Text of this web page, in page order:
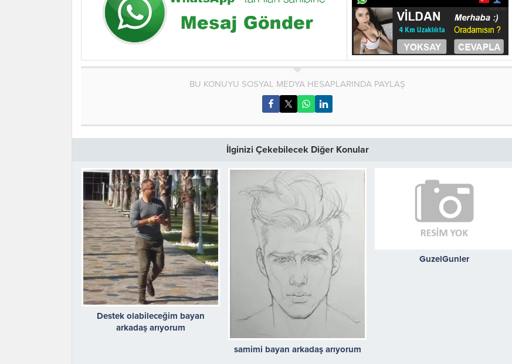
BU KONUYU SOSYAL MEDYA HESAPLARINDA PAYLAŞ
İlginizi Çekebilecek Diğer Konular
Destek olabileceğim bayan
arkadaş arıyorum
samimi bayan arkadaş arıyorum
GuzelGunler